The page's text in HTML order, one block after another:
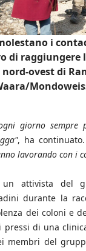
i
di raggiungere
nord-ovest di
giorno sempre
, ha continuato.
lavorando con i
attivista del
durante la
dei coloni e
pressi di una
membri del